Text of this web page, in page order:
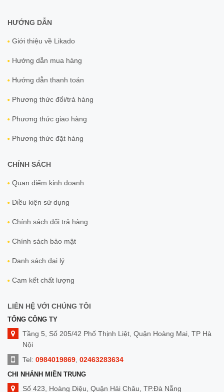
HƯỚNG DẪN
Giới thiệu về Likado
Hướng dẫn mua hàng
Hướng dẫn thanh toán
Phương thức đổi/trả hàng
Phương thức giao hàng
Phương thức đặt hàng
CHÍNH SÁCH
Quan điểm kinh doanh
Điều kiện sử dụng
Chính sách đổi trả hàng
Chính sách bảo mật
Danh sách đại lý
Cam kết chất lượng
LIÊN HỆ VỚI CHÚNG TÔI
TỔNG CÔNG TY
Tầng 5, Số 205/42 Phố Thịnh Liệt, Quận Hoàng Mai, TP Hà
Nội
Tel: 0984019869 02463283634
CHI NHÁNH MIỀN TRUNG
Số 423, Hoàng Diệu, Quận Hải Châu, TP.Đà Nẵng